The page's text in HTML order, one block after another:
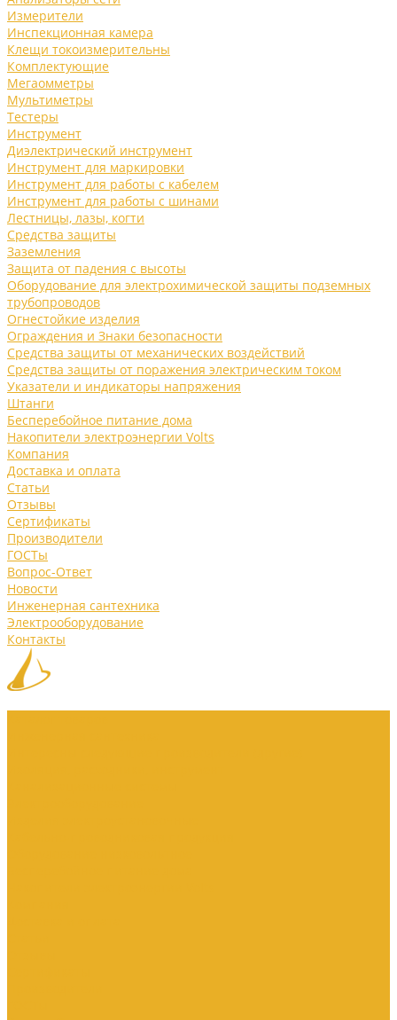
Измерители
Инспекционная камера
Клещи токоизмерительны
Комплектующие
Мегаомметры
Мультиметры
Тестеры
Инструмент
Диэлектрический инструмент
Инструмент для маркировки
Инструмент для работы с кабелем
Инструмент для работы с шинами
Лестницы, лазы, когти
Средства защиты
Заземления
Защита от падения с высоты
Оборудование для электрохимической защиты подземных
трубопроводов
Огнестойкие изделия
Ограждения и Знаки безопасности
Средства защиты от механических воздействий
Средства защиты от поражения электрическим током
Указатели и индикаторы напряжения
Штанги
Бесперебойное питание дома
Накопители электроэнергии Volts
Компания
Доставка и оплата
Статьи
Отзывы
Сертификаты
Производители
ГОСТы
Вопрос-Ответ
Новости
Инженерная сантехника
Электрооборудование
Контакты